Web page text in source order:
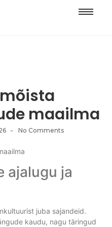
maailma
- No Comments
ajalugu ja
juba sajandeid.
kaudu, nagu täringud